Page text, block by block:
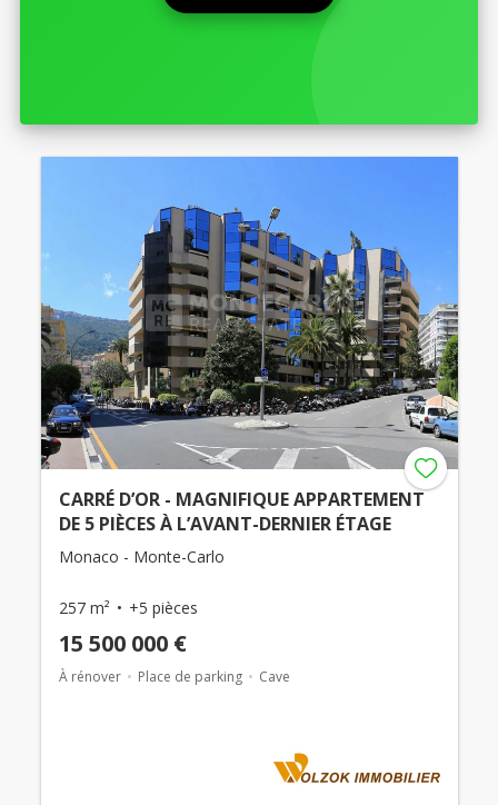
CARRÉ D’OR - MAGNIFIQUE APPARTEMENT
DE 5 PIÈCES À L’AVANT-DERNIER ÉTAGE
Monaco - Monte-Carlo
257 m² +5 pièces
15 500 000 €
À rénover Place de parking Cave